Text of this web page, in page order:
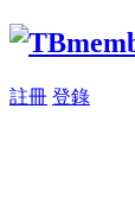
註冊 登錄